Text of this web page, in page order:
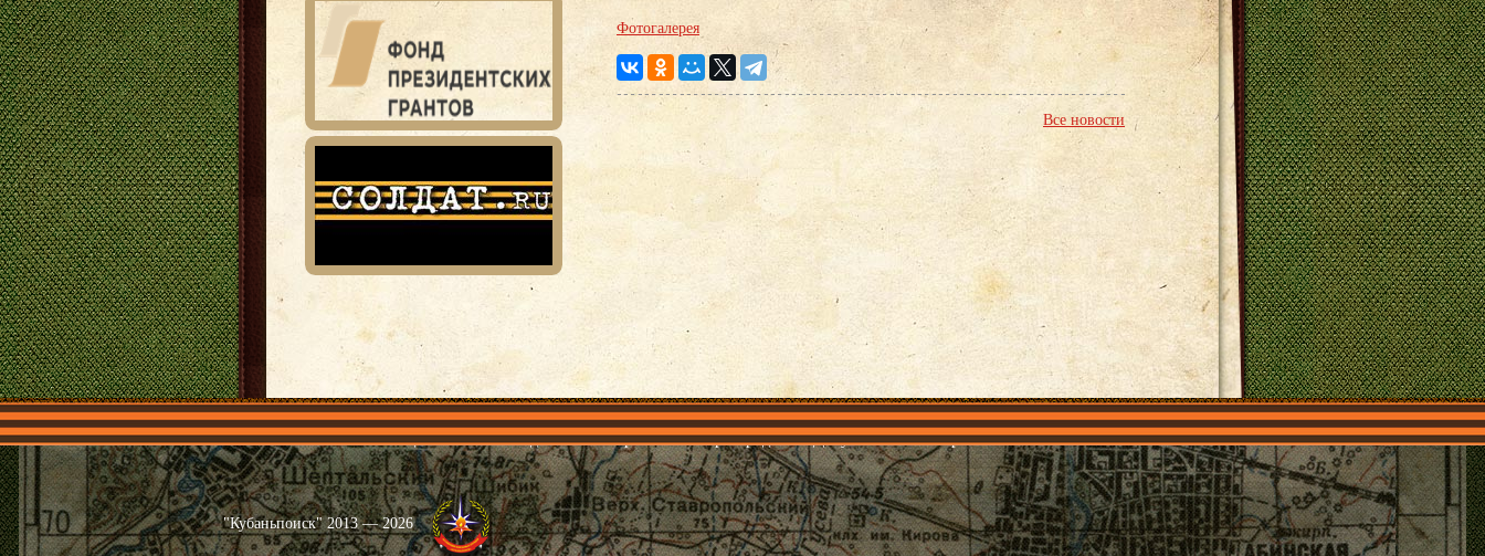
Фотогалерея
Все новости
Главная Имена Общественные объединения Проекты Герои рядом Документы Галерея О нас
"Кубаньпоиск" 2013 — 2026